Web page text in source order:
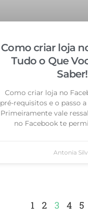
Como criar loja
Tudo o Que
Saber!
Como criar loja no
pré-requisitos e o passo
Primeiramente vale
no Facebook te
Antonia
1 2 3 4 5